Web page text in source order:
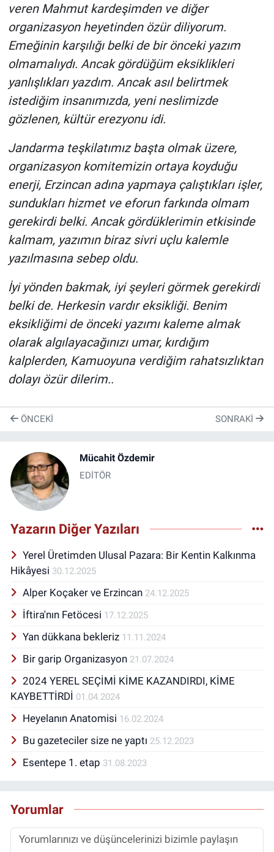
veren Mahmut kardeşimden ve diğer
organizasyon heyetinden özür diliyorum.
Emeğinin karşılığı belki de bir önceki yazım
olmamalıydı. Ancak gördüğüm eksiklikleri
yanlışlıkları yazdım. Ancak asıl belirtmek
istediğim insanımızda, yeni neslimizde
gözlenen, kültür erezyonu idi.
Jandarma teşkilatımız başta olmak üzere,
organizasyon komitemizin ortaya koyduğu
enerji, Erzincan adına yapmaya çalıştıkları işler,
sundukları hizmet ve eforun farkında olmam
gerekirdi belki. Ancak gördüklerimin etkisinde
kalmam, yazımın biraz sivri uçlu kalemle
yazılmasına sebep oldu.
İyi yönden bakmak, iyi şeyleri görmek gerekirdi
belki de. Herkesin vardır eksikliği. Benim
eksikliğimi de önceki yazımı kaleme almak
olarak algılayacağınızı umar, kırdığım
kalplerden, Kamuoyuna verdiğim rahatsızlıktan
dolayı özür dilerim..
ÖNCEKI SONRAKI
Mücahit Özdemir
EDİTÖR
Yazarın Diğer Yazıları
Yerel Üretimden Ulusal Pazara: Bir Kentin Kalkınma
Hikâyesi 30.12.2025
Alper Koçaker ve Erzincan 24.12.2025
İftira'nın Fetöcesi 17.12.2025
Yan dükkana bekleriz 11.11.2024
Bir garip Organizasyon 21.07.2024
2024 YEREL SEÇİMİ KİME KAZANDIRDI, KİME
KAYBETTİRDİ 01.04.2024
Heyelanın Anatomisi 16.02.2024
Bu gazeteciler size ne yaptı 25.12.2023
Esentepe 1. etap 31.08.2023
Yorumlar